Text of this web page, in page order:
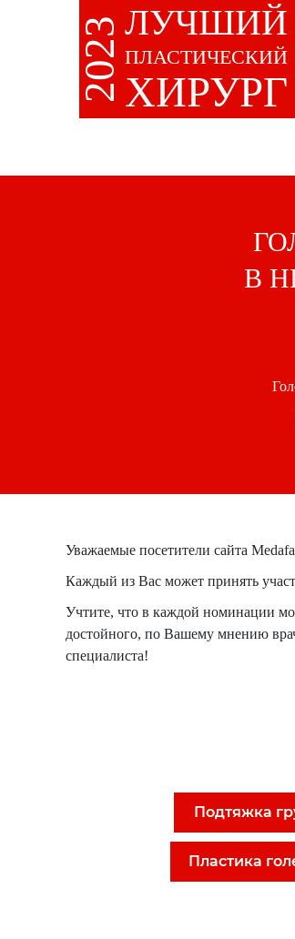
2023 ЛУЧШИЙ
ПЛАСТИЧЕСКИЙ
ХИРУРГ
В
Уважаемые посетители сайта
Каждый из Вас может принять
Учтите, что в каждой номинации
достойного, по Вашему мнению
специалиста!
Подтяжка
Пластика